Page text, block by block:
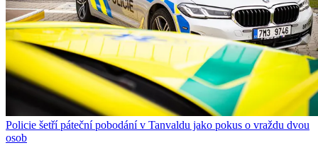
Policie šetří páteční pobodání v Tanvaldu jako pokus o vraždu dvou
osob